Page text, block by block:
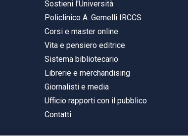
Sostieni l'Università
Policlinico A. Gemelli IRCCS
Corsi e master online
Vita e pensiero editrice
Sistema bibliotecario
Librerie e merchandising
Giornalisti e media
Ufficio rapporti con il pubblico
Contatti